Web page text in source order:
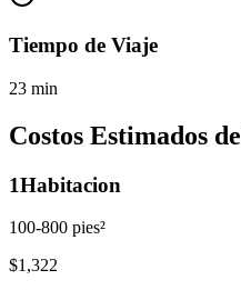
Tiempo de Viaje
23 min
Costos Estimados
1Habitacion
100-800 pies²
$1,322